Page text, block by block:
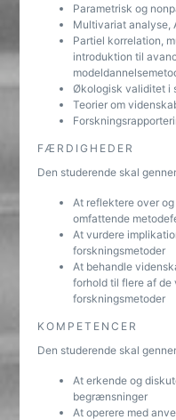
Parametrisk og
Multivariat analyse,
Partiel korrelation,
introduktion til
Økologisk validitet i
Teorier om
FÆRDIGHEDER
Den studerende skal
At reflektere over
omfattende
At vurdere
forskningsmetoder
At behandle
forhold til flere af
forskningsmetoder
KOMPETENCER
Den studerende skal
At erkende og
begrænsninger
At operere med